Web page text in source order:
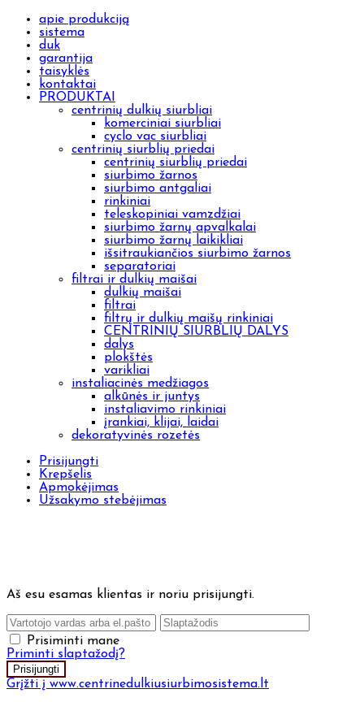
apie produkciją
sistema
duk
garantija
taisyklės
kontaktai
PRODUKTAI
centrinių dulkių siurbliai
komerciniai siurbliai
cyclo vac siurbliai
centrinių siurblių priedai
centrinių siurblių priedai
siurbimo žarnos
siurbimo antgaliai
rinkiniai
teleskopiniai vamzdžiai
siurbimo žarnų apvalkalai
siurbimo žarnų laikikliai
išsitraukiančios siurbimo žarnos
separatoriai
filtrai ir dulkių maišai
dulkių maišai
filtrai
filtrų ir dulkių maišų rinkiniai
CENTRINIŲ SIURBLIŲ DALYS
dalys
plokštės
varikliai
instaliacinės medžiagos
alkūnės ir juntys
instaliavimo rinkiniai
įrankiai, klijai, laidai
dekoratyvinės rozetės
Prisijungti
Krepšelis
Apmokėjimas
Užsakymo stebėjimas
Aš esu esamas klientas ir noriu prisijungti.
Prisiminti mane
Priminti slaptažodį?
Grįžti į www.centrinedulkiusiurbimosistema.lt